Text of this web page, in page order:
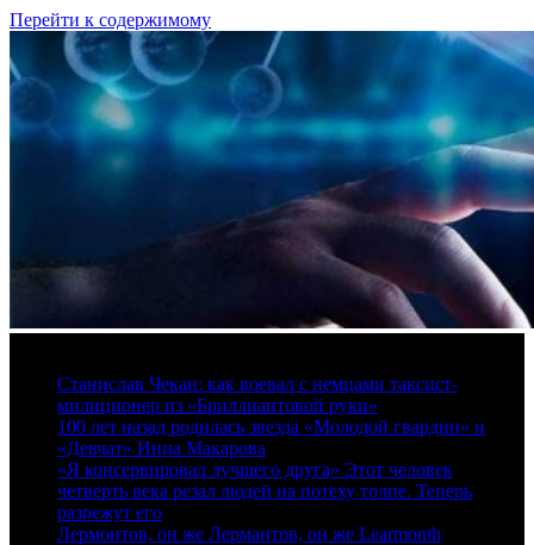
Перейти к содержимому
Станислав Чекан: как воевал с немцами таксист-
милиционер из «Бриллиантовой руки»
100 лет назад родилась звезда «Молодой гвардии» и
«Девчат» Инна Макарова
«Я консервировал лучшего друга» Этот человек
четверть века резал людей на потеху толпе. Теперь
разрежут его
Лермонтов, он же Лермантов, он же Learmonth